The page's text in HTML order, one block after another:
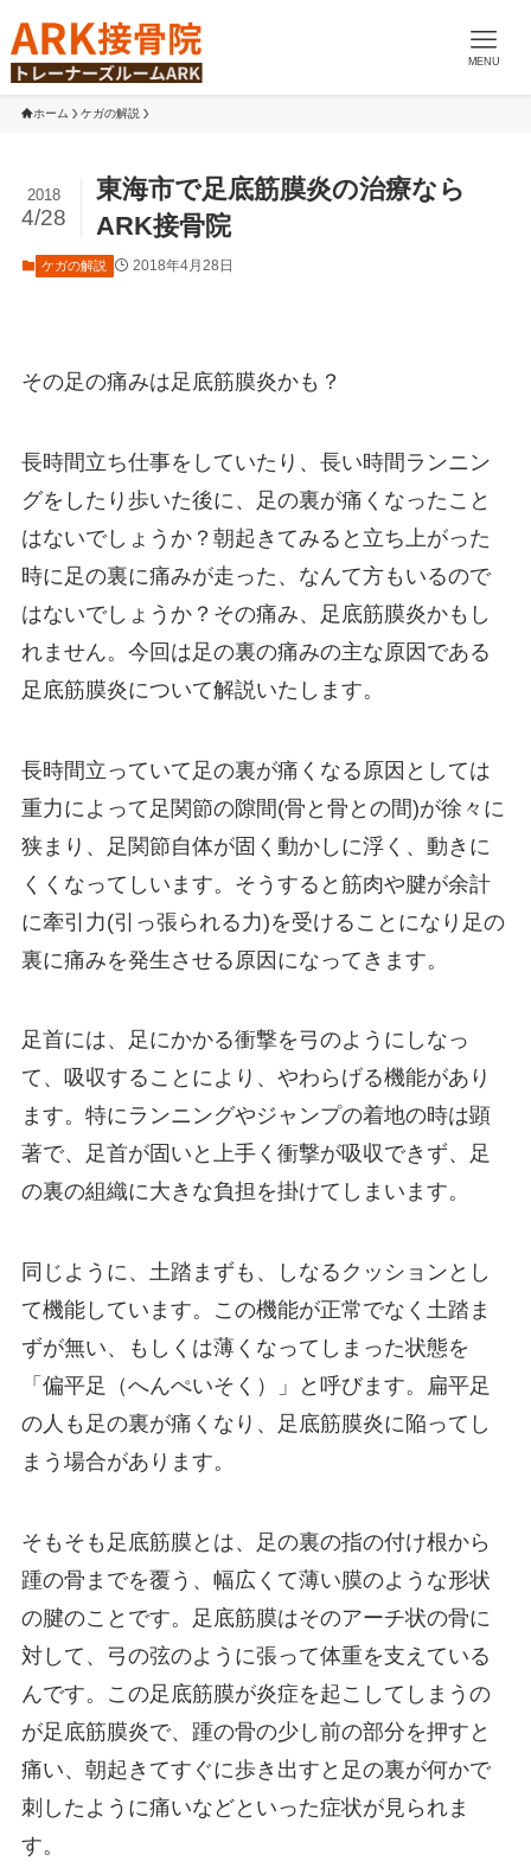
MENU
ホーム ケガの解説
東海市で足底筋膜炎の治療なら
ARK接骨院
2018
4/28
ケガの解説 2018年4月28日
その足の痛みは足底筋膜炎かも？
長時間立ち仕事をしていたり、長い時間ランニン
グをしたり歩いた後に、足の裏が痛くなったこと
はないでしょうか？朝起きてみると立ち上がった
時に足の裏に痛みが走った、なんて方もいるので
はないでしょうか？その痛み、足底筋膜炎かもし
れません。今回は足の裏の痛みの主な原因である
足底筋膜炎について解説いたします。
長時間立っていて足の裏が痛くなる原因としては
重力によって足関節の隙間(骨と骨との間)が徐々に
狭まり、足関節自体が固く動かしに浮く、動きに
くくなってしいます。そうすると筋肉や腱が余計
に牽引力(引っ張られる力)を受けることになり足の
裏に痛みを発生させる原因になってきます。
足首には、足にかかる衝撃を弓のようにしなっ
て、吸収することにより、やわらげる機能があり
ます。特にランニングやジャンプの着地の時は顕
著で、足首が固いと上手く衝撃が吸収できず、足
の裏の組織に大きな負担を掛けてしまいます。
同じように、土踏まずも、しなるクッションとし
て機能しています。この機能が正常でなく土踏ま
ずが無い、もしくは薄くなってしまった状態を
「偏平足（へんぺいそく）」と呼びます。扁平足
の人も足の裏が痛くなり、足底筋膜炎に陥ってし
まう場合があります。
そもそも足底筋膜とは、足の裏の指の付け根から
踵の骨までを覆う、幅広くて薄い膜のような形状
の腱のことです。足底筋膜はそのアーチ状の骨に
対して、弓の弦のように張って体重を支えている
んです。この足底筋膜が炎症を起こしてしまうの
が足底筋膜炎で、踵の骨の少し前の部分を押すと
痛い、朝起きてすぐに歩き出すと足の裏が何かで
刺したように痛いなどといった症状が見られま
す。